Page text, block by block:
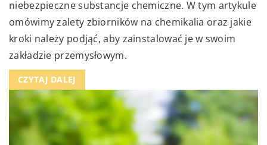
niebezpieczne substancje chemiczne. W tym artykule
omówimy zalety zbiorników na chemikalia oraz jakie
kroki należy podjąć, aby zainstalować je w swoim
zakładzie przemysłowym.
CZYTAJ DALEJ